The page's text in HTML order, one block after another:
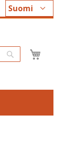
Kieli
Suomi
Hae